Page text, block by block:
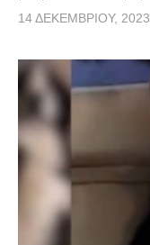
14 ΔΕΚΕΜΒΡΊΟΥ, 2023